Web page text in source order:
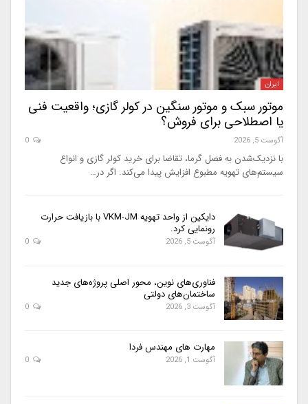
ایران
موتور سبک و موتور سنگین در کولر گازی؛ واقعیت فنی
یا اصطلاحی برای فروش؟
آگوست 5, 2026
با نزدیک‌شدن به فصل گرما، تقاضا برای خرید کولر گازی و انواع
سیستم‌های تهویه مطبوع افزایش پیدا می‌کند. اگر در…
دایکین از واحد تهویه VKM-JM با بازیافت حرارت
رونمایی کرد.
آگوست 5, 2026
فناوری‌های نوین، محور اصلی پروژه‌های جدید
ساختمان‌های دولتی
آگوست 3, 2026
مهارت های مهندس فردا
آگوست 1, 2026